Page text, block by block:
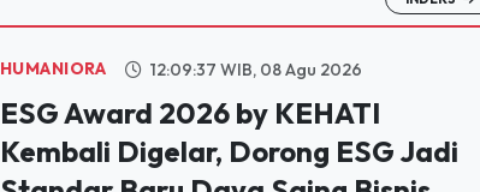
ESG Award 2026 by KEHATI
Kembali Digelar, Dorong ESG Jadi
Standar Baru Daya Saing Bisnis
Indonesia